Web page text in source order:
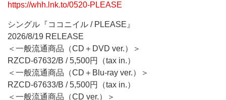
https://whh.lnk.to/0520-PLEASE
シングル『ココニイル / PLEASE』
2026/8/19 RELEASE
＜一般流通商品（CD＋DVD ver.）＞
RZCD-67632/B / 5,500円（tax in.）
＜一般流通商品（CD＋Blu-ray ver.）＞
RZCD-67633/B / 5,500円（tax in.）
＜一般流通商品（CD ver.）＞